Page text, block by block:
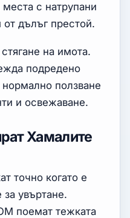
с натрупани
дълъг престой.
на имота.
подредено
нормално ползване
и освежаване.
Хамалите
точно когато е
увъртане.
поемат тежката